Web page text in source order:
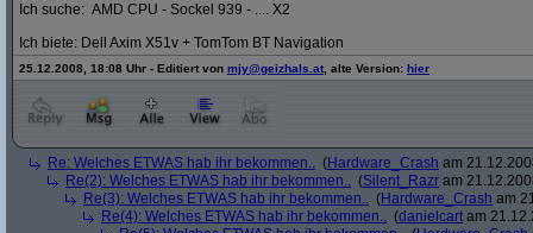
Ich suche: AMD CPU - Sockel 939 - .... X2
Ich biete: Dell Axim X51v + TomTom BT Navigation
25.12.2008, 18:08 Uhr - Editiert von mjy@geizhals.at , alte Version: hier
Re: Welches ETWAS hab ihr bekommen.. (Hardware_Crash am
Re(2): Welches ETWAS hab ihr bekommen.. (Silent_Razr am
Re(3): Welches ETWAS hab ihr bekommen.. (Hardware_Crash am
Re(4): Welches ETWAS hab ihr bekommen.. (danielcart am